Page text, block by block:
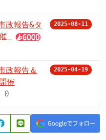
政報告&タ
2025-08-11
政報告＆
催
2025-04-19